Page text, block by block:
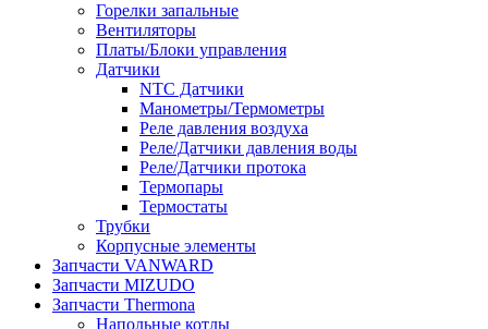
Горелки запальные
Вентиляторы
Платы/Блоки управления
Датчики
NTC Датчики
Манометры/Термометры
Реле давления воздуха
Реле/Датчики давления воды
Реле/Датчики протока
Термопары
Термостаты
Трубки
Корпусные элементы
Запчасти VANWARD
Запчасти MIZUDO
Запчасти Thermona
Напольные котлы